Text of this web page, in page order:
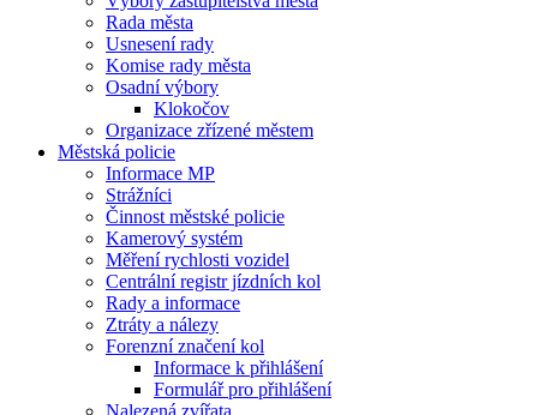
Rada města
Usnesení rady
Komise rady města
Osadní výbory
Klokočov
Organizace zřízené městem
Městská policie
Informace MP
Strážníci
Činnost městské policie
Kamerový systém
Měření rychlosti vozidel
Centrální registr jízdních kol
Rady a informace
Ztráty a nálezy
Forenzní značení kol
Informace k přihlášení
Formulář pro přihlášení
Nalezená zvířata